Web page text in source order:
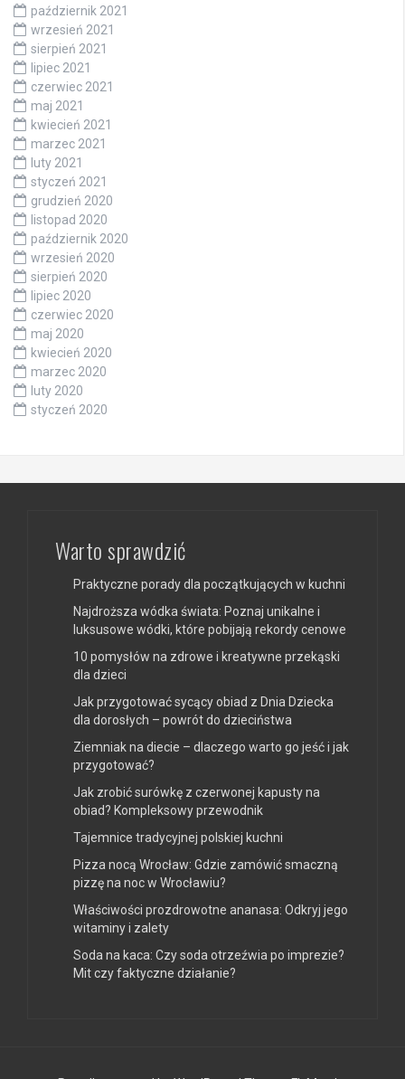
październik 2021
wrzesień 2021
sierpień 2021
lipiec 2021
czerwiec 2021
maj 2021
kwiecień 2021
marzec 2021
luty 2021
styczeń 2021
grudzień 2020
listopad 2020
październik 2020
wrzesień 2020
sierpień 2020
lipiec 2020
czerwiec 2020
maj 2020
kwiecień 2020
marzec 2020
luty 2020
styczeń 2020
Warto sprawdzić
Praktyczne porady dla początkujących w kuchni
Najdroższa wódka świata: Poznaj unikalne i
luksusowe wódki, które pobijają rekordy cenowe
10 pomysłów na zdrowe i kreatywne przekąski
dla dzieci
Jak przygotować sycący obiad z Dnia Dziecka
dla dorosłych – powrót do dzieciństwa
Ziemniak na diecie – dlaczego warto go jeść i jak
przygotować?
Jak zrobić surówkę z czerwonej kapusty na
obiad? Kompleksowy przewodnik
Tajemnice tradycyjnej polskiej kuchni
Pizza nocą Wrocław: Gdzie zamówić smaczną
pizzę na noc w Wrocławiu?
Właściwości prozdrowotne ananasa: Odkryj jego
witaminy i zalety
Soda na kaca: Czy soda otrzeźwia po imprezie?
Mit czy faktyczne działanie?